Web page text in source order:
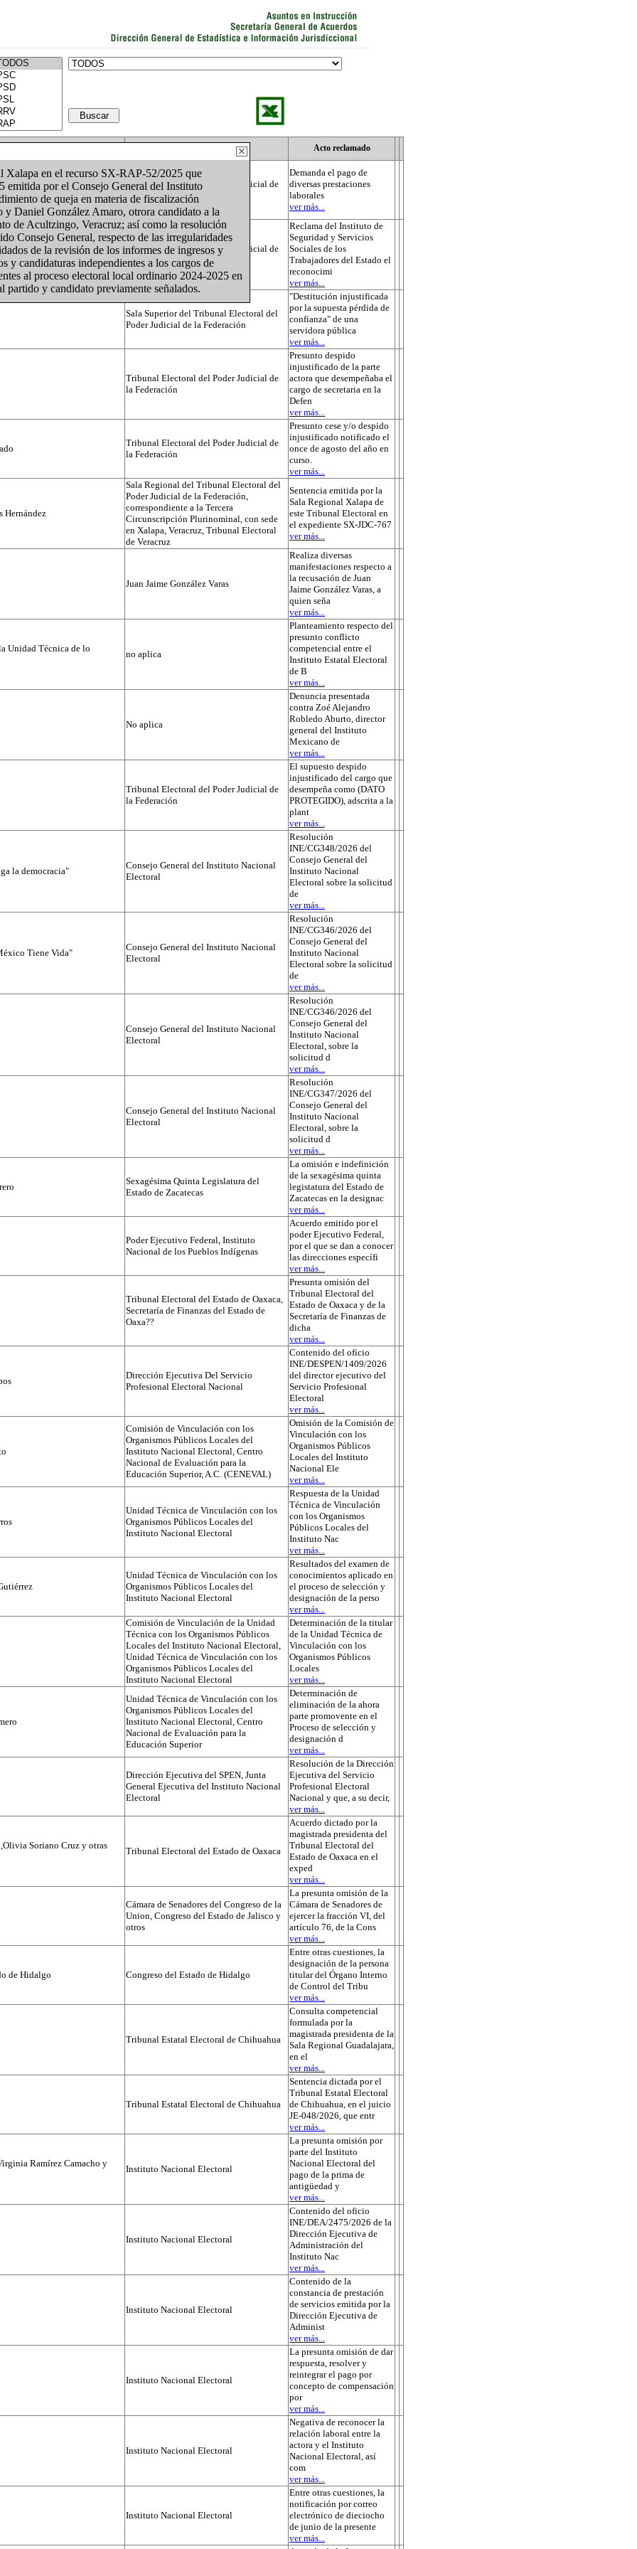
Xalapa en el recurso SX-RAP-52/2025 que
por el Consejo General del Instituto
de queja en materia de fiscalización
y Daniel González Amaro, otrora candidato a la
de Acultzingo, Veracruz; así como la resolución
Consejo General, respecto de las irregularidades
de la revisión de los informes de ingresos y
y candidaturas independientes a los cargos de
al proceso electoral local ordinario 2024-2025 en
partido y candidato previamente señalados.
Acto reclamado
Tribunal Electoral del Poder Judicial de
la Federación
Demanda el pago de
diversas prestaciones
laborales
ver más...
Tribunal Electoral del Poder Judicial de
la Federación
Reclama del Instituto de
Seguridad y Servicios
Sociales de los
Trabajadores del Estado el
reconocimi
ver más...
Sala Superior del Tribunal Electoral del
Poder Judicial de la Federación
"Destitución injustificada
por la supuesta pérdida de
confianza" de una
servidora pública
ver más...
Tribunal Electoral del Poder Judicial de
la Federación
Presunto despido
injustificado de la parte
actora que desempeñaba el
cargo de secretaria en la
Defen
ver más...
Tribunal Electoral del Poder Judicial de
la Federación
Presunto cese y/o despido
injustificado notificado el
once de agosto del año en
curso.
ver más...
Hernández
Sala Regional del Tribunal Electoral del
Poder Judicial de la Federación,
correspondiente a la Tercera
Circunscripción Plurinominal, con sede
en Xalapa, Veracruz, Tribunal Electoral
de Veracruz
Sentencia emitida por la
Sala Regional Xalapa de
este Tribunal Electoral en
el expediente SX-JDC-767
ver más...
Juan Jaime González Varas
Realiza diversas
manifestaciones respecto a
la recusación de Juan
Jaime González Varas, a
quien seña
ver más...
Unidad Técnica de lo
no aplica
Planteamiento respecto del
presunto conflicto
competencial entre el
Instituto Estatal Electoral
de B
ver más...
No aplica
Denuncia presentada
contra Zoé Alejandro
Robledo Aburto, director
general del Instituto
Mexicano de
ver más...
Tribunal Electoral del Poder Judicial de
la Federación
El supuesto despido
injustificado del cargo que
desempeña como (DATO
PROTEGIDO), adscrita a la
plant
ver más...
la democracia"
Consejo General del Instituto Nacional
Electoral
Resolución
INE/CG348/2026 del
Consejo General del
Instituto Nacional
Electoral sobre la solicitud
de
ver más...
Tiene Vida"
Consejo General del Instituto Nacional
Electoral
Resolución
INE/CG346/2026 del
Consejo General del
Instituto Nacional
Electoral sobre la solicitud
de
ver más...
Consejo General del Instituto Nacional
Electoral
Resolución
INE/CG346/2026 del
Consejo General del
Instituto Nacional
Electoral, sobre la
solicitud d
ver más...
Consejo General del Instituto Nacional
Electoral
Resolución
INE/CG347/2026 del
Consejo General del
Instituto Nacional
Electoral, sobre la
solicitud d
ver más...
Sexagésima Quinta Legislatura del
Estado de Zacatecas
La omisión e indefinición
de la sexagésima quinta
legistatura del Estado de
Zacatecas en la designac
ver más...
Poder Ejecutivo Federal, Instituto
Nacional de los Pueblos Indígenas
Acuerdo emitido por el
poder Ejecutivo Federal,
por el que se dan a conocer
las direcciones específi
ver más...
Tribunal Electoral del Estado de Oaxaca,
Secretaría de Finanzas del Estado de
Oaxa??
Presunta omisión del
Tribunal Electoral del
Estado de Oaxaca y de la
Secretaría de Finanzas de
dicha
ver más...
Dirección Ejecutiva Del Servicio
Profesional Electoral Nacional
Contenido del oficio
INE/DESPEN/1409/2026
del director ejecutivo del
Servicio Profesional
Electoral
ver más...
Comisión de Vinculación con los
Organismos Públicos Locales del
Instituto Nacional Electoral, Centro
Nacional de Evaluación para la
Educación Superior, A.C. (CENEVAL)
Omisión de la Comisión de
Vinculación con los
Organismos Públicos
Locales del Instituto
Nacional Ele
ver más...
Unidad Técnica de Vinculación con los
Organismos Públicos Locales del
Instituto Nacional Electoral
Respuesta de la Unidad
Técnica de Vinculación
con los Organismos
Públicos Locales del
Instituto Nac
ver más...
Unidad Técnica de Vinculación con los
Organismos Públicos Locales del
Instituto Nacional Electoral
Resultados del examen de
conocimientos aplicado en
el proceso de selección y
designación de la perso
ver más...
Comisión de Vinculación de la Unidad
Técnica con los Organismos Públicos
Locales del Instituto Nacional Electoral,
Unidad Técnica de Vinculación con los
Organismos Públicos Locales del
Instituto Nacional Electoral
Determinación de la titular
de la Unidad Técnica de
Vinculación con los
Organismos Públicos
Locales
ver más...
Unidad Técnica de Vinculación con los
Organismos Públicos Locales del
Instituto Nacional Electoral, Centro
Nacional de Evaluación para la
Educación Superior
Determinación de
eliminación de la ahora
parte promovente en el
Proceso de selección y
designación d
ver más...
Dirección Ejecutiva del SPEN, Junta
General Ejecutiva del Instituto Nacional
Electoral
Resolución de la Dirección
Ejecutiva del Servicio
Profesional Electoral
Nacional y que, a su decir,
ver más...
Soriano Cruz y otras
Tribunal Electoral del Estado de Oaxaca
Acuerdo dictado por la
magistrada presidenta del
Tribunal Electoral del
Estado de Oaxaca en el
exped
ver más...
Cámara de Senadores del Congreso de la
Union, Congreso del Estado de Jalisco y
otros
La presunta omisión de la
Cámara de Senadores de
ejercer la fracción VI, del
artículo 76, de la Cons
ver más...
de Hidalgo Congreso del Estado de Hidalgo
Entre otras cuestiones, la
designación de la persona
titular del Órgano Interno
de Control del Tribu
ver más...
Tribunal Estatal Electoral de Chihuahua
Consulta competencial
formulada por la
magistrada presidenta de la
Sala Regional Guadalajara,
en el
ver más...
Tribunal Estatal Electoral de Chihuahua
Sentencia dictada por el
Tribunal Estatal Electoral
de Chihuahua, en el juicio
JE-048/2026, que entr
ver más...
Ramírez Camacho y
Instituto Nacional Electoral
La presunta omisión por
parte del Instituto
Nacional Electoral del
pago de la prima de
antigüedad y
ver más...
Instituto Nacional Electoral
Contenido del oficio
INE/DEA/2475/2026 de la
Dirección Ejecutiva de
Administración del
Instituto Nac
ver más...
Instituto Nacional Electoral
Contenido de la
constancia de prestación
de servicios emitida por la
Dirección Ejecutiva de
Administ
ver más...
Instituto Nacional Electoral
La presunta omisión de dar
respuesta, resolver y
reintegrar el pago por
concepto de compensación
por
ver más...
Instituto Nacional Electoral
Negativa de reconocer la
relación laboral entre la
actora y el Instituto
Nacional Electoral, así
com
ver más...
Instituto Nacional Electoral
Entre otras cuestiones, la
notificación por correo
electrónico de dieciocho
de junio de la presente
ver más...